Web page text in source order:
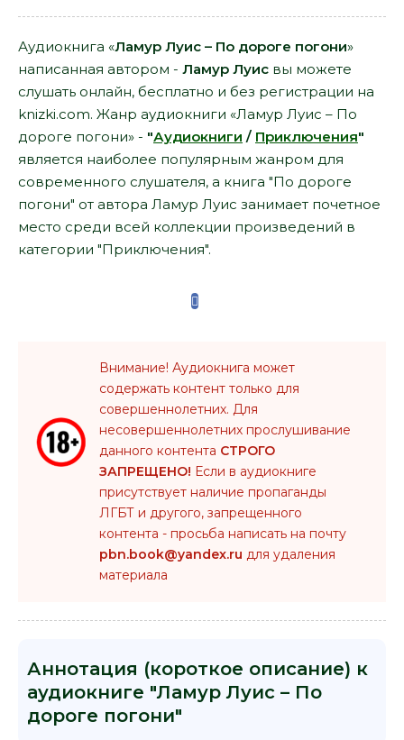
Аудиокнига «Ламур Луис – По дороге погони»
написанная автором - Ламур Луис вы можете
слушать онлайн, бесплатно и без регистрации на
knizki.com. Жанр аудиокниги «Ламур Луис – По
дороге погони» - "Аудиокниги / Приключения"
является наиболее популярным жанром для
современного слушателя, а книга "По дороге
погони" от автора Ламур Луис занимает почетное
место среди всей коллекции произведений в
категории "Приключения".
Внимание! Аудиокнига может
содержать контент только для
совершеннолетних. Для
несовершеннолетних прослушивание
данного контента СТРОГО
ЗАПРЕЩЕНО! Если в аудиокниге
присутствует наличие пропаганды
ЛГБТ и другого, запрещенного
контента - просьба написать на почту
pbn.book@yandex.ru для удаления
материала
Аннотация (короткое описание) к
аудиокниге "Ламур Луис – По
дороге погони"